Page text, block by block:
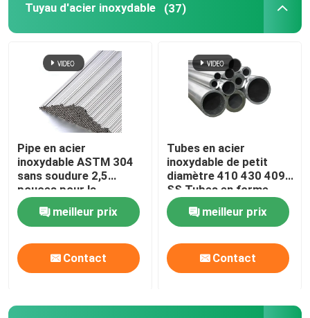
Bobine en aluminium
Rod rond en aluminium
tube rond en aluminium
bobine de papier d'aluminium
Barre ronde de cuivre
Fil de cuivre massif
Tuyau de cuivre rond
Tuyau d'acier inoxydable (37)
Pipe en acier
inoxydable ASTM 304
sans soudure 2,5
pouces pour la
construction / la
décorationmeilleur prix
Contact
Tubes en acier
inoxydable de petit
diamètre 410 430 409
SS Tubes en forme
spéciale
meilleur prix
Contact